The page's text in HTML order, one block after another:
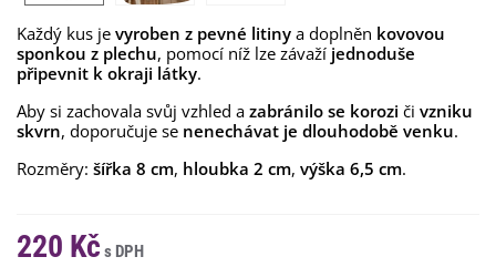
Závaží
na
ubrus
tvaru
vážky
praktickým
doplňkem,
který
Každý kus je vyroben z pevné litiny a doplněn kovovou
sponkou z plechu, pomocí níž lze závaží jednoduše
připevnit k okraji látky.
Aby si zachovala svůj vzhled a zabránilo se korozi či vzniku
skvrn, doporučuje se nenechávat je dlouhodobě venku.
Rozměry: šířka 8 cm, hloubka 2 cm, výška 6,5 cm.
220 Kč